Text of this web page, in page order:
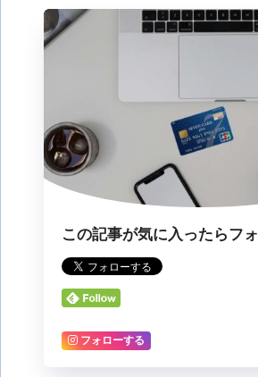
この記事が気に入ったらフ
フォローする